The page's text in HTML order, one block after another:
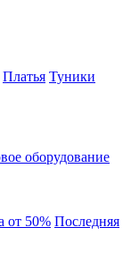
Платья Туники
оборудование
от 50% Последняя